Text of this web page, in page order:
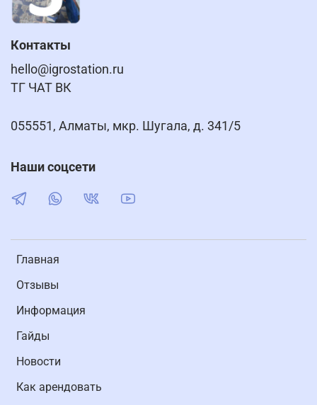
Главная
Отзывы
Информация
Гайды
Новости
Как арендовать
Контакты
hello@igrostation.ru
ТГ ЧАТ ВК
055551, Алматы, мкр. Шугала, д. 341/5
Наши соцсети